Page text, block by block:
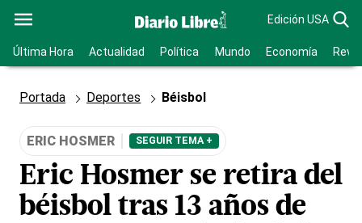
Edición USA
Última Hora Actualidad Política Mundo Economía
Portada Deportes Béisbol
ERIC HOSMER SEGUIR TEMA +
Eric Hosmer se retira del
béisbol tras 13 años de